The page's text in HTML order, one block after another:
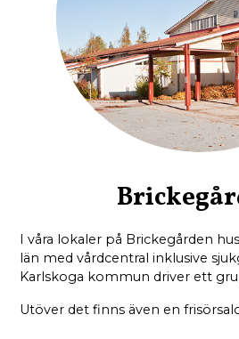
I våra lokaler på Brickegården
län med vårdcentral inklusive
Karlskoga kommun driver ett
Utöver det finns även en